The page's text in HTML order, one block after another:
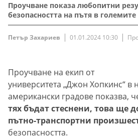
Проучване показа любопитни
безопасността на пътя в големите
Петър Захариев 01.01.2024 10:30
Проучване на екип от
университета „Джон Хопкинс“ в
американски градове показва,
тях бъдат стеснени, това ще
пътно-транспортни
безопасността.